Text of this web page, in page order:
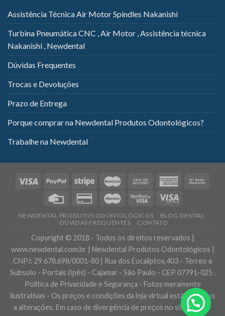
Assistência Técnica Air Motor Spindles Nakanishi
Turbina Pneumática CNC , Air Motor , Assistência técnica
Nakanishi , Newdental
Dúvidas Frequentes
Trocas e Devoluções
Prazo de Entrega
Porque comprar na Newdental Produtos Odontológicos?
Trabalhe na Newdental
NEWDENTAL PRODUTOS ODONTOLÓGICOS
BLOG DENTAL
DÚVIDAS FREQUENTES
CONTATO
Copyright © 2018 - Todos os direitos reservados |
www.newdental.com.br | Newdental Produtos Odontológicos |
CNPJ: 29.678.698/0001-80 | Rua dos Eucaliptos,403 - Térreo e
Subsolo - Portais (Ipês) - Cajamar - São Paulo - CEP 07791-025 .
Política de Privacidade e Segurança - Fotos meramente
ilustrativas - Os preços e condições da loja virtual estão sujeitos
a alterações. Em caso de divergência de preços no site, o valor
Precisa de ajuda?